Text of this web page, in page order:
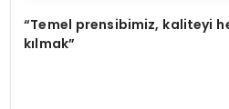
“Temel prensibimiz, kaliteyi
kılmak”